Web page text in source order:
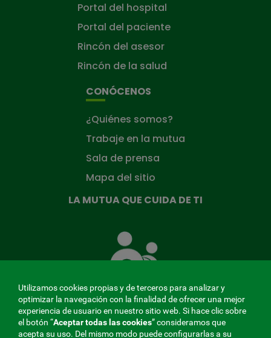
Portal del hospital
Portal del paciente
Rincón del asesor
Rincón de la salud
CONÓCENOS
¿Quiénes somos?
Trabaje en la mutua
Sala de prensa
Mapa del sitio
LA MUTUA QUE CUIDA DE TI
Mutua
que
ti
Utilizamos cookies propias y de terceros para analizar y
optimizar la navegación con la finalidad de ofrecer una mejor
experiencia de usuario en nuestro sitio web. Si hace clic sobre
el botón “Aceptar todas las cookies” consideramos que
acepta su uso. Del mismo modo puede configurarlas a su